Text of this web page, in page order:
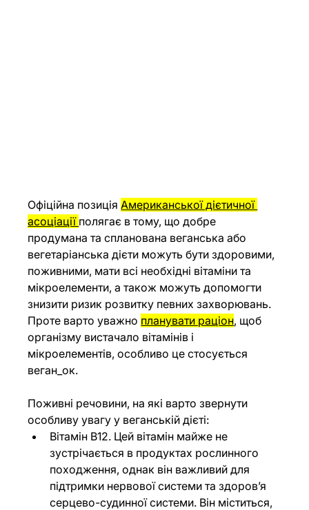
Офіційна позиція Американської дієтичної
асоціації полягає в тому, що добре
продумана та спланована веганська або
вегетаріанська дієти можуть бути здоровими,
поживними, мати всі необхідні вітаміни та
мікроелементи, а також можуть допомогти
знизити ризик розвитку певних захворювань.
Проте варто уважно планувати раціон, щоб
організму вистачало вітамінів і
мікроелементів, особливо це стосується
веган_ок.
Поживні речовини, на які варто звернути
особливу увагу у веганській дієті:
Вітамін B12. Цей вітамін майже не
зустрічається в продуктах рослинного
походження, однак він важливий для
підтримки нервової системи та здоров’я
серцево-судинної системи. Він міститься,